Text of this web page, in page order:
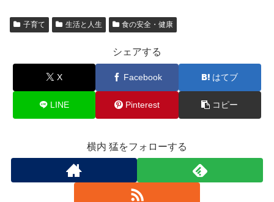
子育て 生活と人生 食の安全・健康
シェアする
X Facebook はてブ
LINE Pinterest コピー
横内 猛をフォローする